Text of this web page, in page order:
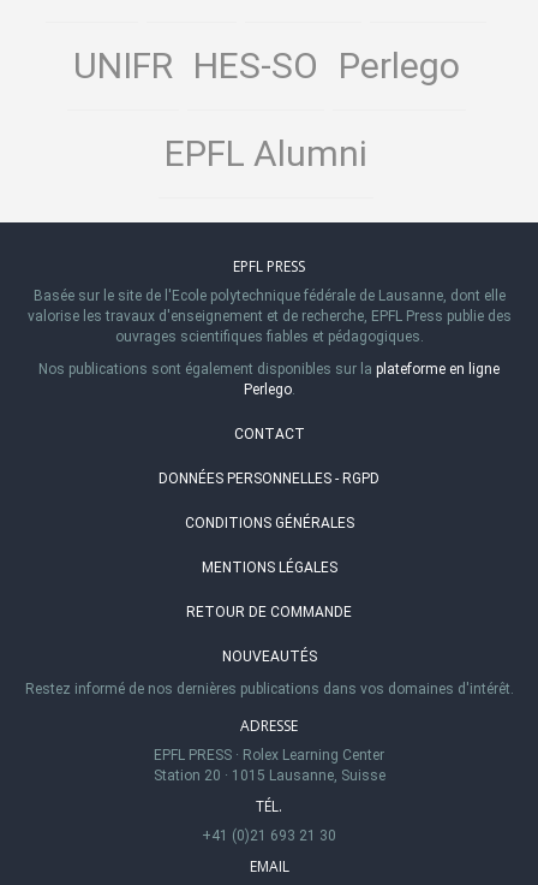
UNIFR HES-SO Perlego
EPFL Alumni
EPFL PRESS
Basée sur le site de l'Ecole polytechnique fédérale de Lausanne, dont elle
valorise les travaux d'enseignement et de recherche, EPFL Press publie des
ouvrages scientifiques fiables et pédagogiques.
Nos publications sont également disponibles sur la plateforme en ligne
Perlego.
CONTACT
DONNÉES PERSONNELLES - RGPD
CONDITIONS GÉNÉRALES
MENTIONS LÉGALES
RETOUR DE COMMANDE
NOUVEAUTÉS
Restez informé de nos dernières publications dans vos domaines d'intérêt.
ADRESSE
EPFL PRESS · Rolex Learning Center
Station 20 · 1015 Lausanne, Suisse
TÉL.
+41 (0)21 693 21 30
EMAIL